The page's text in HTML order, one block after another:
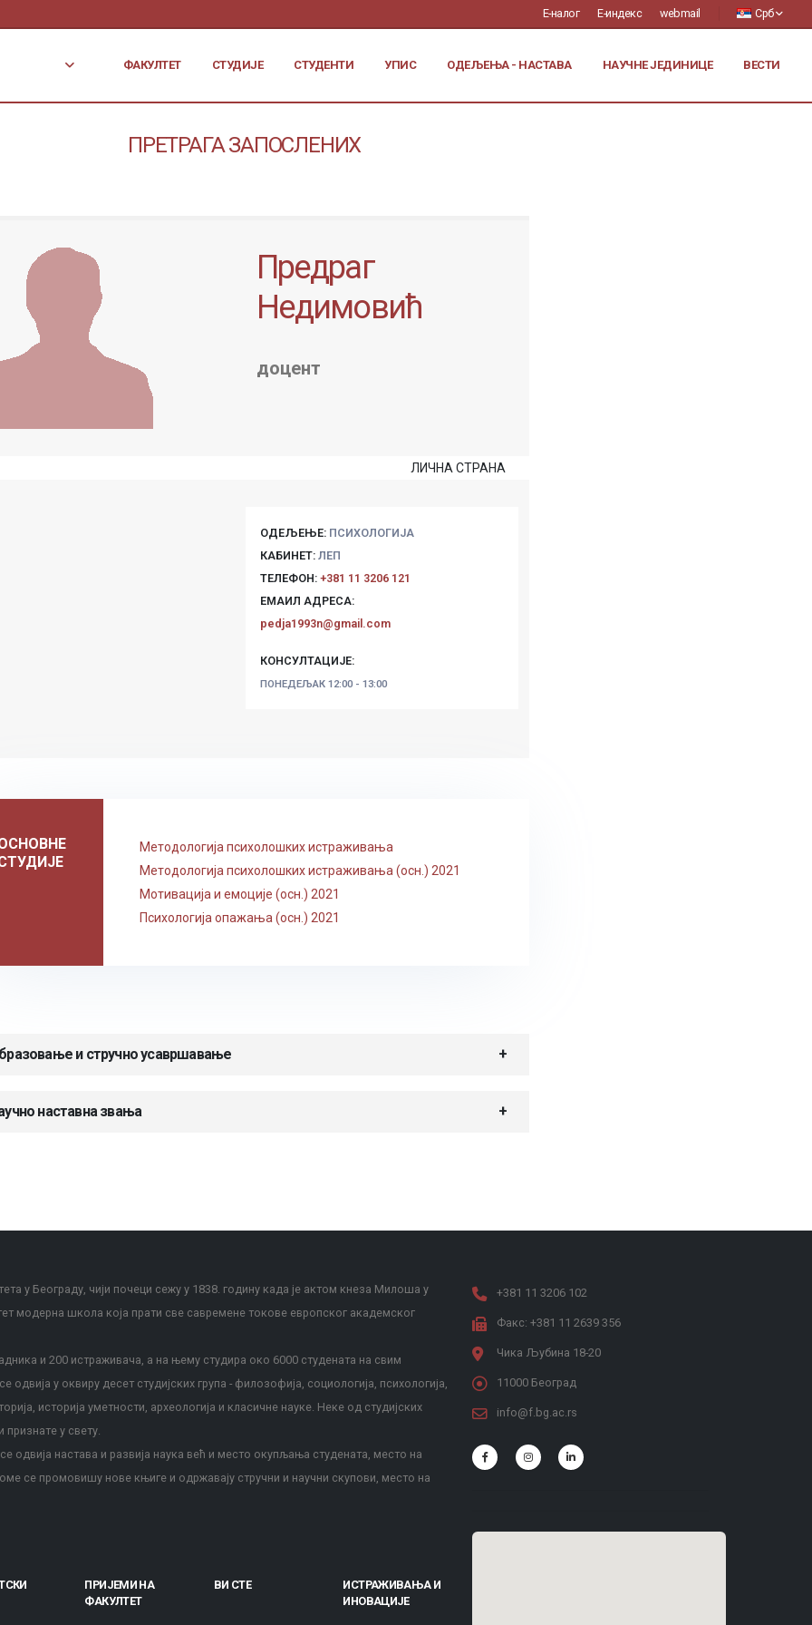
Е-налог Е-индекс webmail Срб
ФАКУЛТЕТ СТУДИЈЕ СТУДЕНТИ УПИС ОДЕЉЕЊА - НАСТАВА НАУЧНЕ ЈЕДИНИЦЕ ВЕСТИ
ПРЕТРАГА ЗАПОСЛЕНИХ
Предраг
Недимовић
доцент
ЛИЧНА СТРАНА
ОДЕЉЕЊЕ: ПСИХОЛОГИЈА
КАБИНЕТ: ЛЕП
ТЕЛЕФОН: +381 11 3206 121
ЕМАИЛ АДРЕСА:
pedja1993n@gmail.com
КОНСУЛТАЦИЈЕ:
ПОНЕДЕЉАК 12:00 - 13:00
Методологија психолошких истраживања
Методологија психолошких истраживања (осн.) 2021
Мотивација и емоције (осн.) 2021
Психологија опажања (осн.) 2021
и стручно усавршавање
наставна звања
у Београду, чији почеци сежу у 1838. годину када је актом кнеза Милоша у
модерна школа која прати све савремене токове европског академског
и 200 истраживача, а на њему студира око 6000 студената на свим
у оквиру десет студијских група - филозофија, социологија, психологија,
историја уметности, археологија и класичне науке. Неке од студијских
признате у свету.
настава и развија наука већ и место окупљања студената, место на
се промовишу нове књиге и одржавају стручни и научни скупови, место на
ПРИЈЕМИ НА
ФАКУЛТЕТ
ВИ СТЕ
ИСТРАЖИВАЊА И
ИНОВАЦИЈЕ
+381 11 3206 102
Факс: +381 11 2639 356
Чика Љубина 18-20
11000 Београд
info@f.bg.ac.rs